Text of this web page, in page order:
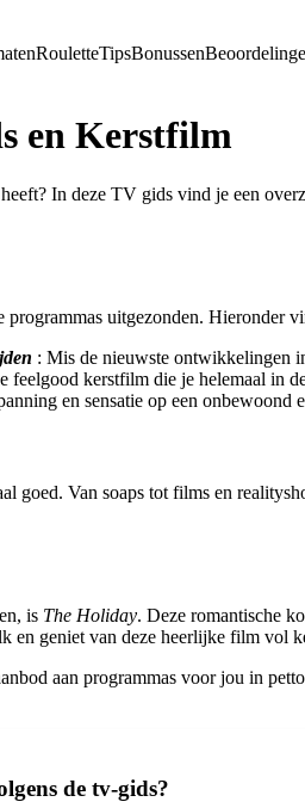
RouletteTipsBonussen
en Kerstfilm
In deze TV gids vind je een
uitgezonden. Hieronder
: Mis de nieuwste ontwikkelingen
feelgood kerstfilm die je helemaal in
en sensatie op een onbewoond
goed. Van soaps tot films en
is The Holiday. Deze romantische
en geniet van deze heerlijke film vol
aan programmas voor jou in
de tv-gids?